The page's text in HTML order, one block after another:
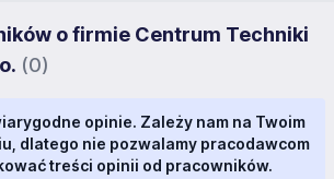
o firmie Centrum Techniki
(0)
opinie. Zależy nam na Twoim
dlatego nie pozwalamy pracodawcom
treści opinii od pracowników.